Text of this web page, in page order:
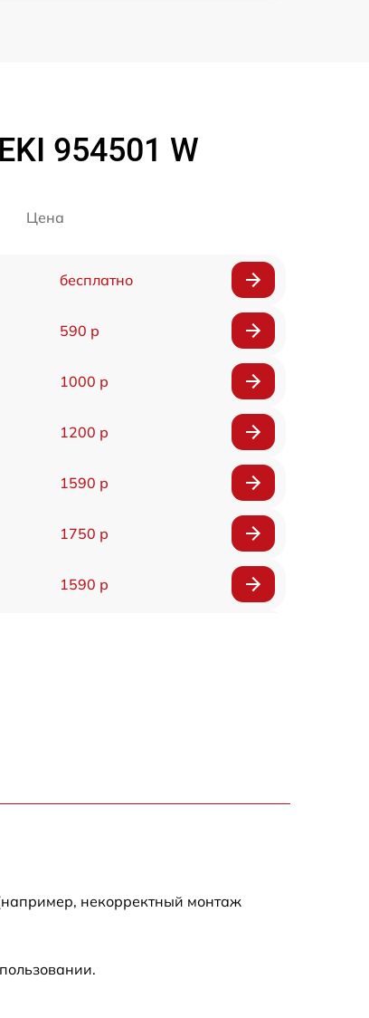
954501 W
Цена
бесплатно
590 р
1000 р
1200 р
1590 р
1750 р
1590 р
некорректный монтаж